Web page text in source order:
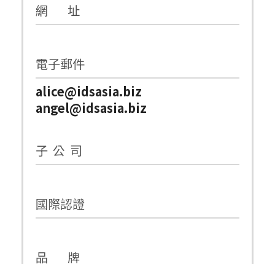
網 址
電子郵件
alice@idsasia.biz
angel@idsasia.biz
子 公 司
國際認證
品 牌